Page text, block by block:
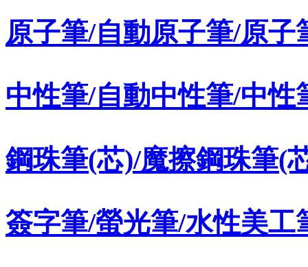
原子筆/自動原子筆/原子
中性筆/自動中性筆/中性
鋼珠筆(芯)/魔擦鋼珠筆(
簽字筆/螢光筆/水性美工